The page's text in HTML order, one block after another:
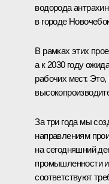
водорода
в городе
В рамках этих
а к 2030 году
рабочих мест.
За три года мы
направлениям
на сегодняшний
промышленности и
соответствуют